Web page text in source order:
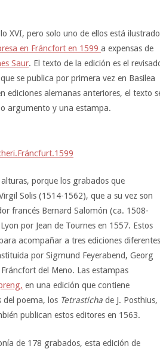
XVI, pero solo uno de ellos está
en Fráncfort en 1599 a expensas de
Saur. El texto de la edición es el
se publica por primera vez en Basilea
ediciones alemanas anteriores, el texto
argumento y una estampa.
porque los grabados que
Solis (1514-1562), que a su vez son
francés Bernard Salomón (ca. 1508-
por Jean de Tournes en 1557. Estos
acompañar a tres ediciones diferentes
por Sigmund Feyerabend, Georg
del Meno. Las estampas
en una edición que contiene
del poema, los Tetrasticha de J. Posthius,
publican estos editores en 1563.
de 178 grabados, esta edición de